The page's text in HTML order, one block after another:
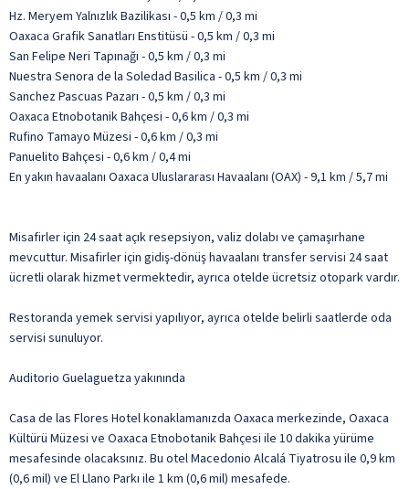
Hz. Meryem Yalnızlık Bazilikası - 0,5 km / 0,3 mi
Oaxaca Grafik Sanatları Enstitüsü - 0,5 km / 0,3 mi
San Felipe Neri Tapınağı - 0,5 km / 0,3 mi
Nuestra Senora de la Soledad Basilica - 0,5 km / 0,3 mi
Sanchez Pascuas Pazarı - 0,5 km / 0,3 mi
Oaxaca Etnobotanik Bahçesi - 0,6 km / 0,3 mi
Rufino Tamayo Müzesi - 0,6 km / 0,3 mi
Panuelito Bahçesi - 0,6 km / 0,4 mi
En yakın havaalanı Oaxaca Uluslararası Havaalanı (OAX) - 9,1 km / 5,7 mi
Misafirler için 24 saat açık resepsiyon, valiz dolabı ve çamaşırhane
mevcuttur. Misafirler için gidiş-dönüş havaalanı transfer servisi 24 saat
ücretli olarak hizmet vermektedir, ayrıca otelde ücretsiz otopark vardır.
Restoranda yemek servisi yapılıyor, ayrıca otelde belirli saatlerde oda
servisi sunuluyor.
Auditorio Guelaguetza yakınında
Casa de las Flores Hotel konaklamanızda Oaxaca merkezinde, Oaxaca
Kültürü Müzesi ve Oaxaca Etnobotanik Bahçesi ile 10 dakika yürüme
mesafesinde olacaksınız. Bu otel Macedonio Alcalá Tiyatrosu ile 0,9 km
(0,6 mil) ve El Llano Parkı ile 1 km (0,6 mil) mesafede.